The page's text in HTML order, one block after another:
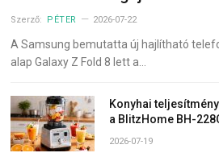
Szerző: PÉTER 2026-07-22
A Samsung bemutatta új hajlítható
alap Galaxy Z Fold 8 lett a…
Konyhai
a BlitzHome BH-
2026-07-19